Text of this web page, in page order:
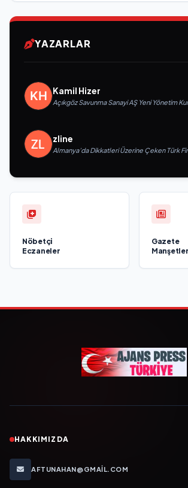
YAZARLAR
Kamil Hizer
Açıkgöz Savunma Sanayi AŞ Yeni Yönetim
zline
Almanya’da Dikkatleri Üzerine Çeken Türk
Nöbetçi
Eczaneler
Gazete
HAKKIMIZDA
AFTUNAHAN@GMAIL.COM